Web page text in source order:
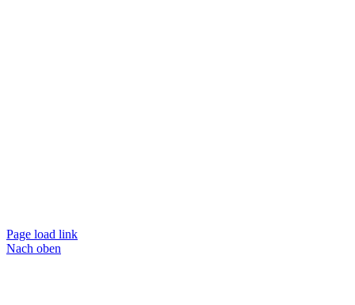
Page load link
Nach oben